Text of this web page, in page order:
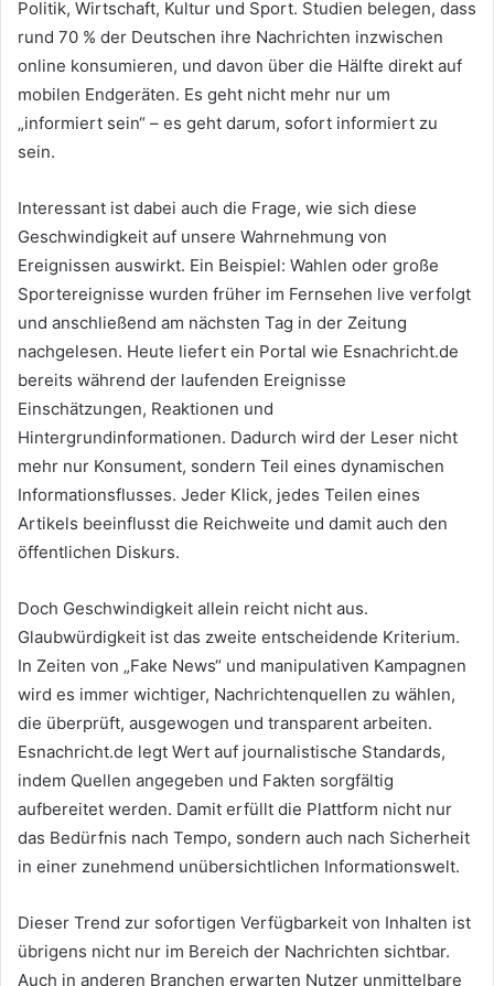
Politik, Wirtschaft, Kultur und Sport. Studien belegen, dass
rund 70 % der Deutschen ihre Nachrichten inzwischen
online konsumieren, und davon über die Hälfte direkt auf
mobilen Endgeräten. Es geht nicht mehr nur um
„informiert sein“ – es geht darum, sofort informiert zu
sein.
Interessant ist dabei auch die Frage, wie sich diese
Geschwindigkeit auf unsere Wahrnehmung von
Ereignissen auswirkt. Ein Beispiel: Wahlen oder große
Sportereignisse wurden früher im Fernsehen live verfolgt
und anschließend am nächsten Tag in der Zeitung
nachgelesen. Heute liefert ein Portal wie Esnachricht.de
bereits während der laufenden Ereignisse
Einschätzungen, Reaktionen und
Hintergrundinformationen. Dadurch wird der Leser nicht
mehr nur Konsument, sondern Teil eines dynamischen
Informationsflusses. Jeder Klick, jedes Teilen eines
Artikels beeinflusst die Reichweite und damit auch den
öffentlichen Diskurs.
Doch Geschwindigkeit allein reicht nicht aus.
Glaubwürdigkeit ist das zweite entscheidende Kriterium.
In Zeiten von „Fake News“ und manipulativen Kampagnen
wird es immer wichtiger, Nachrichtenquellen zu wählen,
die überprüft, ausgewogen und transparent arbeiten.
Esnachricht.de legt Wert auf journalistische Standards,
indem Quellen angegeben und Fakten sorgfältig
aufbereitet werden. Damit erfüllt die Plattform nicht nur
das Bedürfnis nach Tempo, sondern auch nach Sicherheit
in einer zunehmend unübersichtlichen Informationswelt.
Dieser Trend zur sofortigen Verfügbarkeit von Inhalten ist
übrigens nicht nur im Bereich der Nachrichten sichtbar.
Auch in anderen Branchen erwarten Nutzer unmittelbare